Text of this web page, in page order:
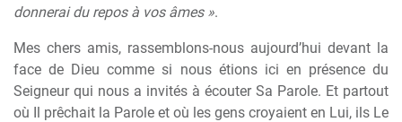
donnerai du repos à vos âmes ».
Mes chers amis, rassemblons-nous aujourd’hui devant la
face de Dieu comme si nous étions ici en présence du
Seigneur qui nous a invités à écouter Sa Parole. Et partout
où Il prêchait la Parole et où les gens croyaient en Lui, ils Le